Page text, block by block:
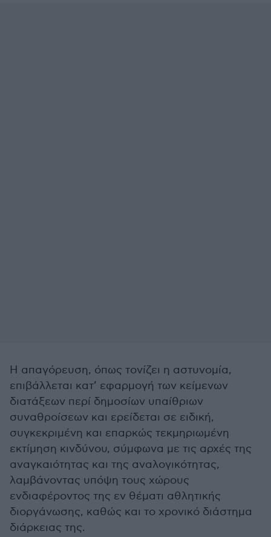
Η απαγόρευση, όπως τονίζει η αστυνομία,
επιβάλλεται κατ’ εφαρμογή των κείμενων
διατάξεων περί δημοσίων υπαίθριων
συναθροίσεων και ερείδεται σε ειδική,
συγκεκριμένη και επαρκώς τεκμηριωμένη
εκτίμηση κινδύνου, σύμφωνα με τις αρχές της
αναγκαιότητας και της αναλογικότητας,
λαμβάνοντας υπόψη τους χώρους
ενδιαφέροντος της εν θέματι αθλητικής
διοργάνωσης, καθώς και το χρονικό διάστημα
διάρκειας της.